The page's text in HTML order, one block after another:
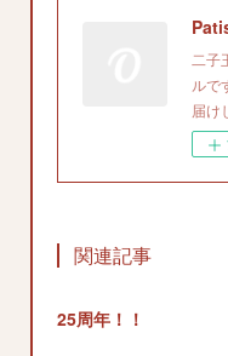
二
ルで
届け
関連記事
25周年！！